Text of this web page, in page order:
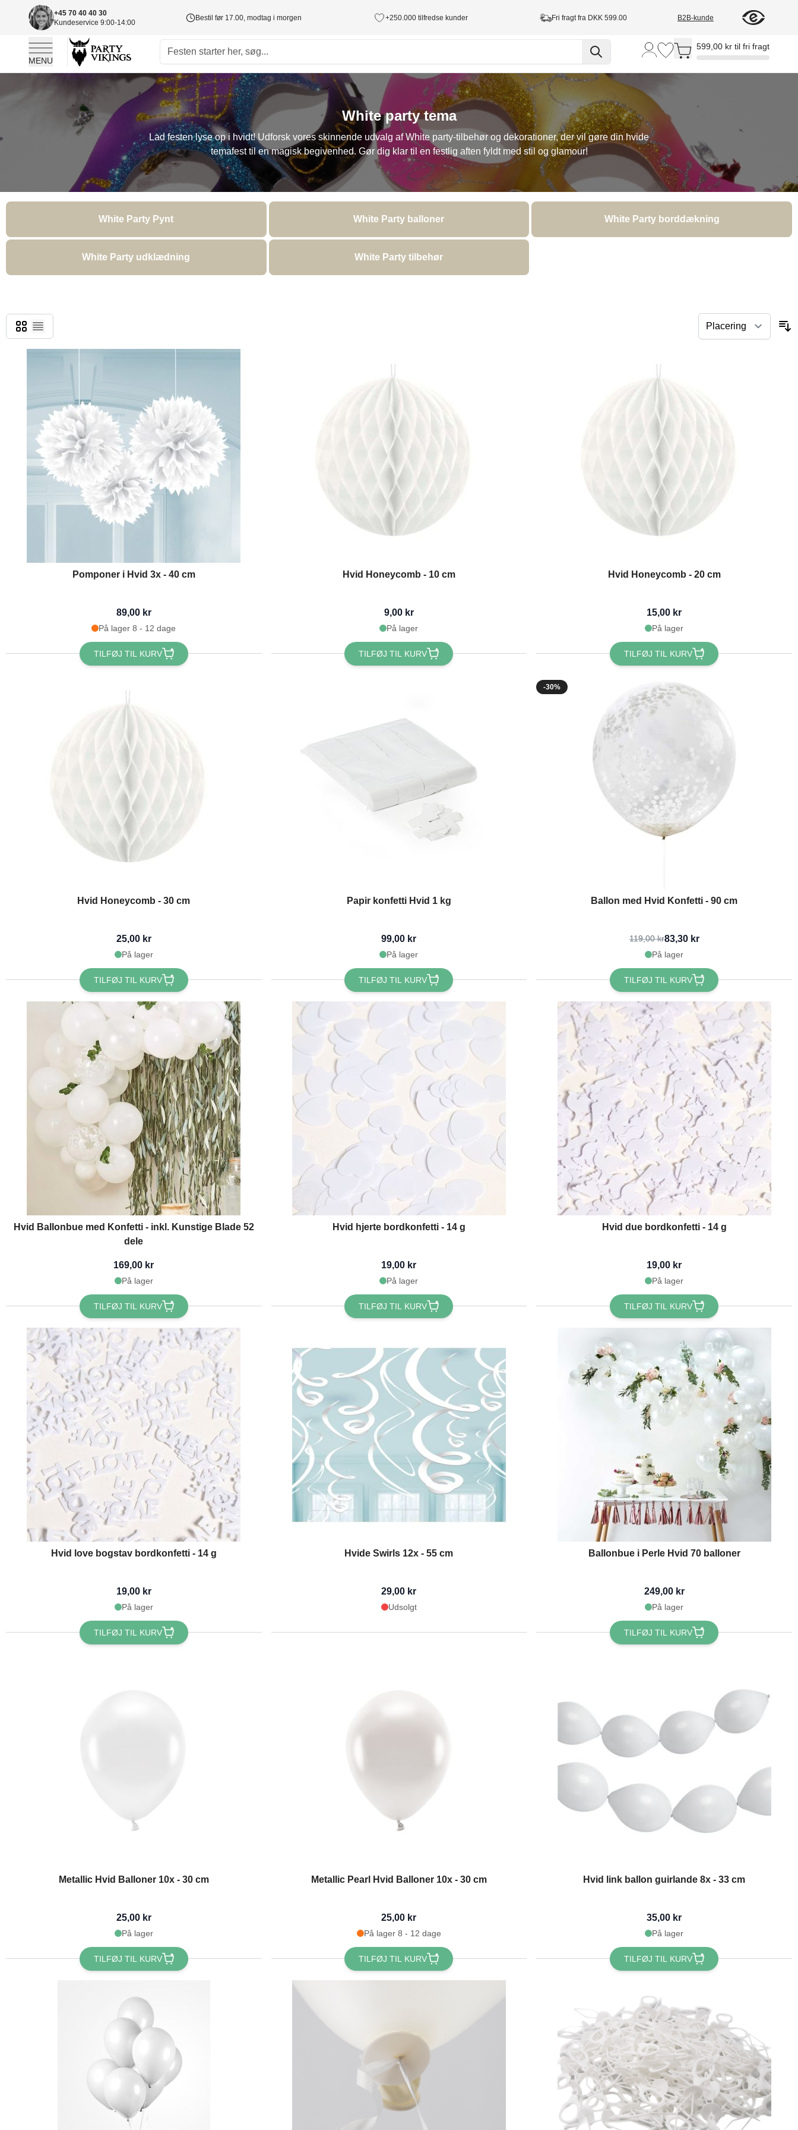
+45 70 40 40 30
Kundeservice 9:00-14:00
Bestil før 17.00, modtag i morgen +250.000 tilfredse kunder Fri fragt fra DKK 599.00 B2B-kunde
MENU
Toggle minicart, Cart is empty
599,00 kr til fri fragt
White party tema
Lad festen lyse op i hvidt! Udforsk vores skinnende udvalg af White party-tilbehør og dekorationer, der vil gøre din hvide
temafest til en magisk begivenhed. Gør dig klar til en festlig aften fyldt med stil og glamour!
White Party Pynt White Party balloner White Party borddækning
White Party udklædning White Party tilbehør
Gitter
Liste
Pomponer i Hvid 3x - 40 cm
89,00 kr
På lager 8 - 12 dage
TILFØJ TIL KURV
Hvid Honeycomb - 10 cm
9,00 kr
På lager
TILFØJ TIL KURV
Hvid Honeycomb - 20 cm
15,00 kr
På lager
TILFØJ TIL KURV
Hvid Honeycomb - 30 cm
25,00 kr
På lager
TILFØJ TIL KURV
Papir konfetti Hvid 1 kg
99,00 kr
På lager
TILFØJ TIL KURV
-30%
Ballon med Hvid Konfetti - 90 cm
119,00 kr83,30 kr
På lager
TILFØJ TIL KURV
Hvid Ballonbue med Konfetti - inkl. Kunstige Blade 52
dele
169,00 kr
På lager
TILFØJ TIL KURV
Hvid hjerte bordkonfetti - 14 g
19,00 kr
På lager
TILFØJ TIL KURV
Hvid due bordkonfetti - 14 g
19,00 kr
På lager
TILFØJ TIL KURV
Hvid love bogstav bordkonfetti - 14 g
19,00 kr
På lager
TILFØJ TIL KURV
Hvide Swirls 12x - 55 cm
29,00 kr
Udsolgt
Ballonbue i Perle Hvid 70 balloner
249,00 kr
På lager
TILFØJ TIL KURV
Metallic Hvid Balloner 10x - 30 cm
25,00 kr
På lager
TILFØJ TIL KURV
Metallic Pearl Hvid Balloner 10x - 30 cm
25,00 kr
På lager 8 - 12 dage
TILFØJ TIL KURV
Hvid link ballon guirlande 8x - 33 cm
35,00 kr
På lager
TILFØJ TIL KURV